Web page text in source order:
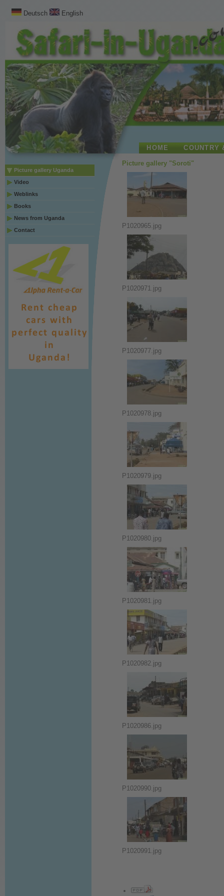
Deutsch English
HOME COUNTRY
Picture gallery Uganda
Video
Weblinks
Books
News from Uganda
Contact
Picture gallery "Soroti"
P1020965.jpg
P1020971.jpg
P1020977.jpg
P1020978.jpg
P1020979.jpg
P1020980.jpg
P1020981.jpg
P1020982.jpg
P1020986.jpg
P1020990.jpg
P1020991.jpg